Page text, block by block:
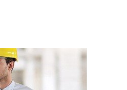
строительства и